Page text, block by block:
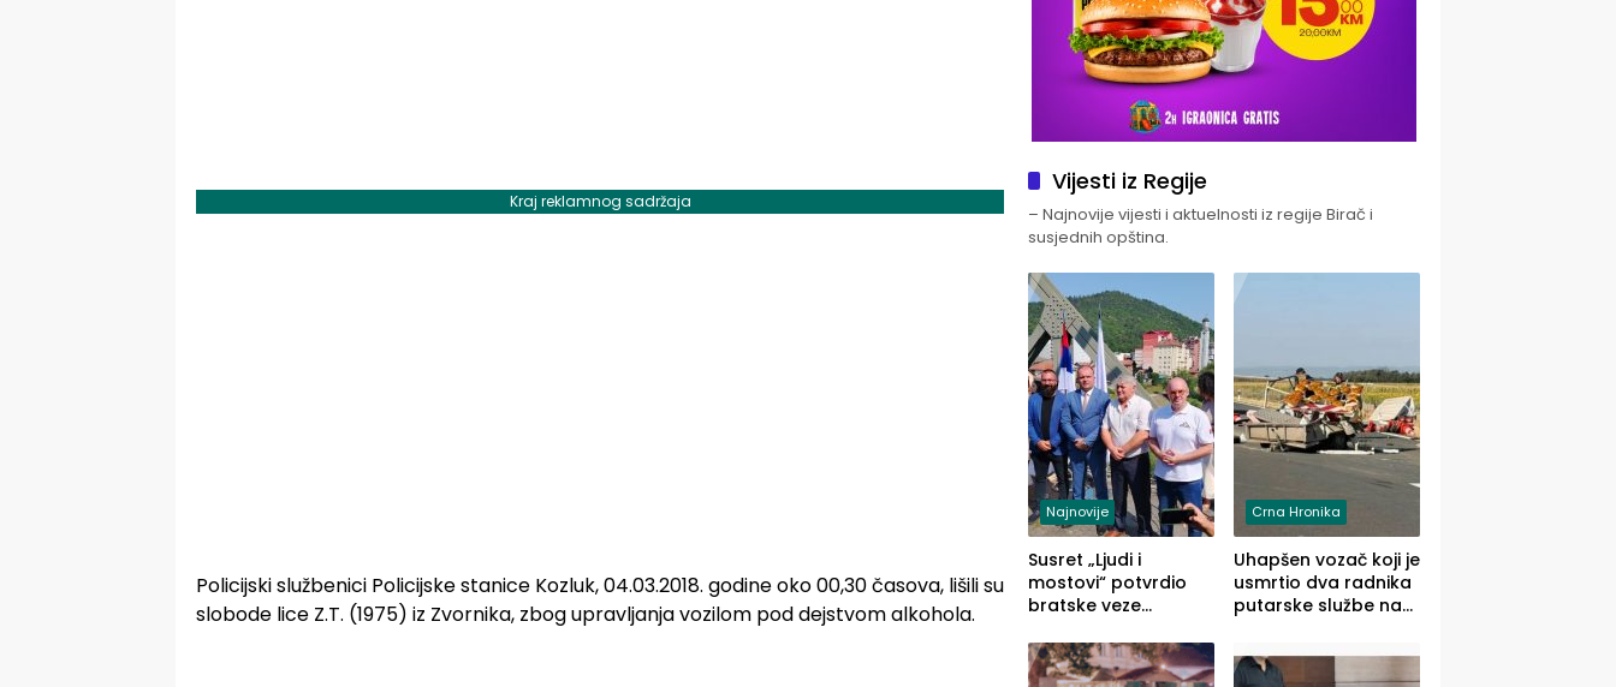
Kraj reklamnog sadržaja
Policijski službenici Policijske stanice Kozluk, 04.03.2018. godine oko 00,30 časova, lišili su
slobode lice Z.T. (1975) iz Zvornika, zbog upravljanja vozilom pod dejstvom alkohola.
Vijesti iz Regije
– Najnovije vijesti i aktuelnosti iz regije Birač i
susjednih opština.
Najnovije
Susret „Ljudi i
mostovi“ potvrdio
bratske veze
Zvornika
Crna Hronika
Uhapšen vozač koji je
usmrtio dva radnika
putarske službe na
prema Šapcu
(FOTO)